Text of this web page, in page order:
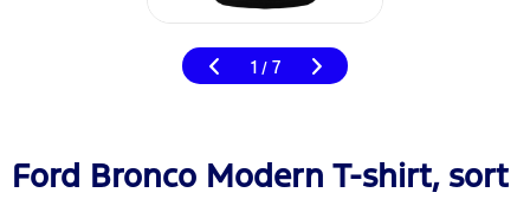
1 / 7
Ford Bronco Modern T-shirt, sort